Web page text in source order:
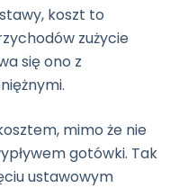
koszt to
zużycie
się ono z
mimo że nie
gotówki. Tak
ustawowym